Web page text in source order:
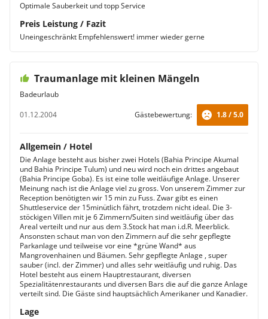
Optimale Sauberkeit und topp Service
Preis Leistung / Fazit
Uneingeschränkt Empfehlenswert! immer wieder gerne
Traumanlage mit kleinen Mängeln
Badeurlaub
01.12.2004
Gästebewertung: 1.8 / 5.0
Allgemein / Hotel
Die Anlage besteht aus bisher zwei Hotels (Bahia Principe Akumal
und Bahia Principe Tulum) und neu wird noch ein drittes angebaut
(Bahia Principe Goba). Es ist eine tolle weitläufige Anlage. Unserer
Meinung nach ist die Anlage viel zu gross. Von unserem Zimmer zur
Reception benötigten wir 15 min zu Fuss. Zwar gibt es einen
Shuttleservice der 15minütlich fährt, trotzdem nicht ideal. Die 3-
stöckigen Villen mit je 6 Zimmern/Suiten sind weitläufig über das
Areal verteilt und nur aus dem 3.Stock hat man i.d.R. Meerblick.
Ansonsten schaut man von den Zimmern auf die sehr gepflegte
Parkanlage und teilweise vor eine *grüne Wand* aus
Mangrovenhainen und Bäumen. Sehr gepflegte Anlage , super
sauber (incl. der Zimmer) und alles sehr weitläufig und ruhig. Das
Hotel besteht aus einem Hauptrestaurant, diversen
Spezialitätenrestaurants und diversen Bars die auf die ganze Anlage
verteilt sind. Die Gäste sind hauptsächlich Amerikaner und Kanadier.
Lage